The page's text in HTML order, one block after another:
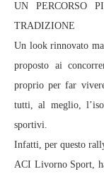
UN PERCORSO
TRADIZIONE
Un look rinnovato
proposto ai
proprio per far
tutti, al meglio,
sportivi.
Infatti, per questo
ACI Livorno Sport,